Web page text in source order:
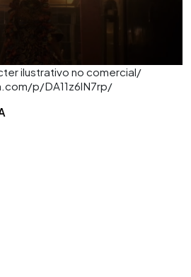
ilustrativo no comercial/
p/DA11z6lN7rp/